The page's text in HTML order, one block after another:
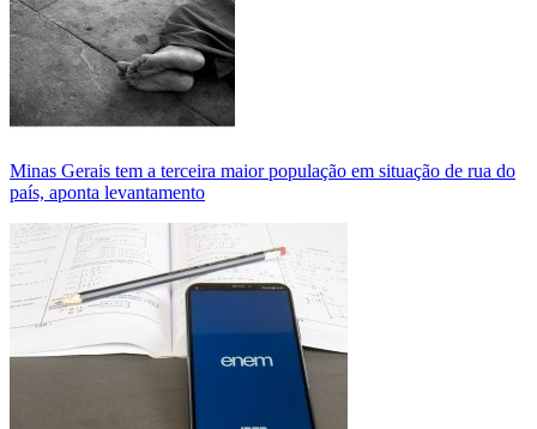
Minas Gerais tem a terceira maior população em situação de rua do
país, aponta levantamento